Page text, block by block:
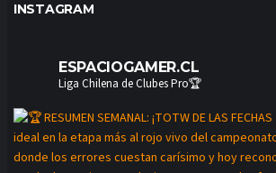
INSTAGRAM
ESPACIOGAMER.CL
Liga Chilena de Clubes Pro🏆